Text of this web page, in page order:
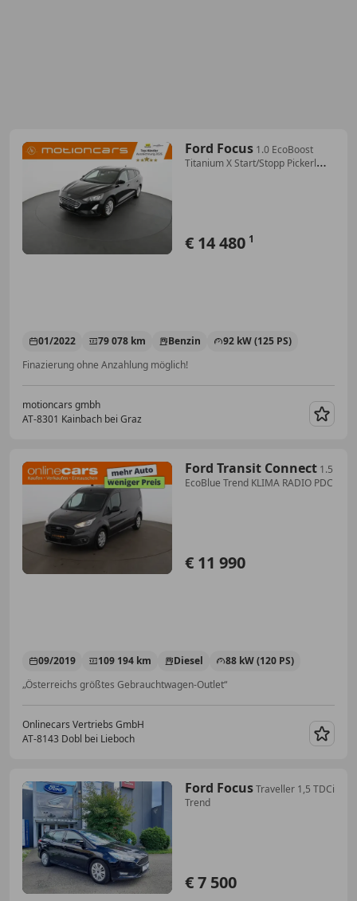
Ford Focus 1.0 EcoBoost
Titanium X Start/Stopp Pickerl
€ 14 480 1
01/2022 79 078 km Benzin
92 kW (125 PS)
Finazierung ohne Anzahlung möglich!
motioncars gmbh
AT-8301 Kainbach bei Graz
Ford Transit Connect 1.5
EcoBlue Trend KLIMA RADIO PDC
€ 11 990
09/2019 109 194 km Diesel
88 kW (120 PS)
„Österreichs größtes Gebrauchtwagen-Outlet“
Onlinecars Vertriebs GmbH
AT-8143 Dobl bei Lieboch
Ford FocusTraveller 1,5 TDCi
Trend
€ 7 500